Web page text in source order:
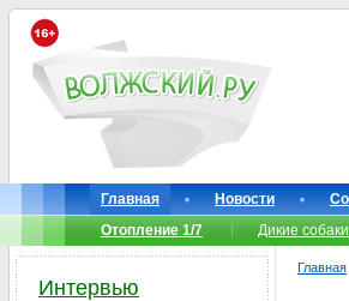
Главная Новости
Отопление 1/7
Дикие собаки
Главная
Интервью